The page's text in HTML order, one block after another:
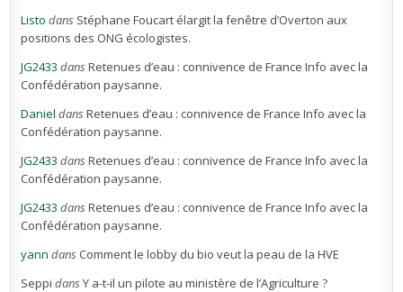
Listo dans Stéphane Foucart élargit la fenêtre d’Overton aux
positions des ONG écologistes.
JG2433 dansRetenues d’eau : connivence de France Info avec la
Confédération paysanne.
Daniel dansRetenues d’eau : connivence de France Info avec la
Confédération paysanne.
JG2433 dansRetenues d’eau : connivence de France Info avec la
Confédération paysanne.
JG2433 dansRetenues d’eau : connivence de France Info avec la
Confédération paysanne.
yann dans Comment le lobby du bio veut la peau de la HVE
Seppi dansY a-t-il un pilote au ministère de l’Agriculture ?